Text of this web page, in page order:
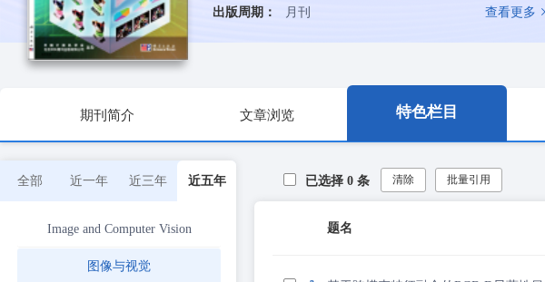
出版周期：
月刊 查看更多
期刊简介 文章浏览 特色栏目
全部 近一年 近三年 近五年
Image and Computer Vision
图像与视觉
已选择 0 条 清除 批量引用
题名